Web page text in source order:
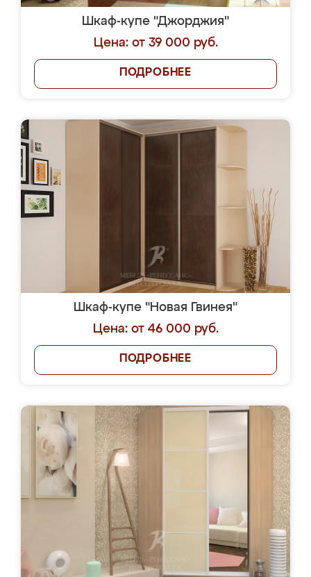
Шкаф-купе "Джорджия"
Цена: от 39 000 руб.
ПОДРОБНЕЕ
Шкаф-купе "Новая Гвинея"
Цена: от 46 000 руб.
ПОДРОБНЕЕ